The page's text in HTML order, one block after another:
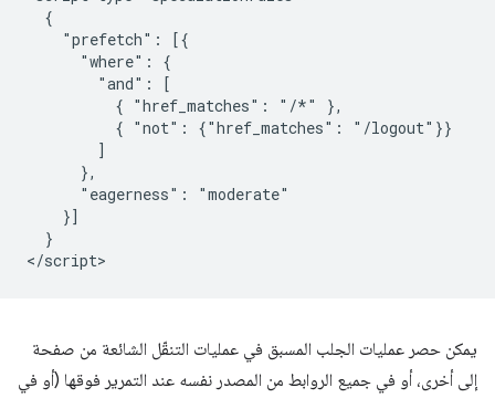
  {
    "prefetch": [{
      "where": {
        "and": [
          { "href_matches": "/*" },
          { "not": {"href_matches": "/logout"}}
        ]
      },
      "eagerness": "moderate"
    }]
  }
يمكن حصر عمليات الجلب المسبق في عمليات التنقّل الشائعة من صفحة
إلى أخرى، أو في جميع الروابط من المصدر نفسه عند التمرير فوقها (أو في